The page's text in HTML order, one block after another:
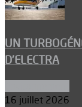
UN
D’ELECTRA
16 juillet 2026